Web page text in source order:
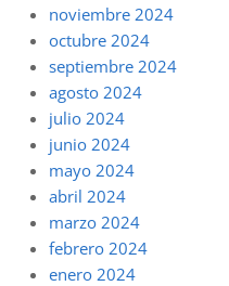
noviembre 2024
octubre 2024
septiembre 2024
agosto 2024
julio 2024
junio 2024
mayo 2024
abril 2024
marzo 2024
febrero 2024
enero 2024